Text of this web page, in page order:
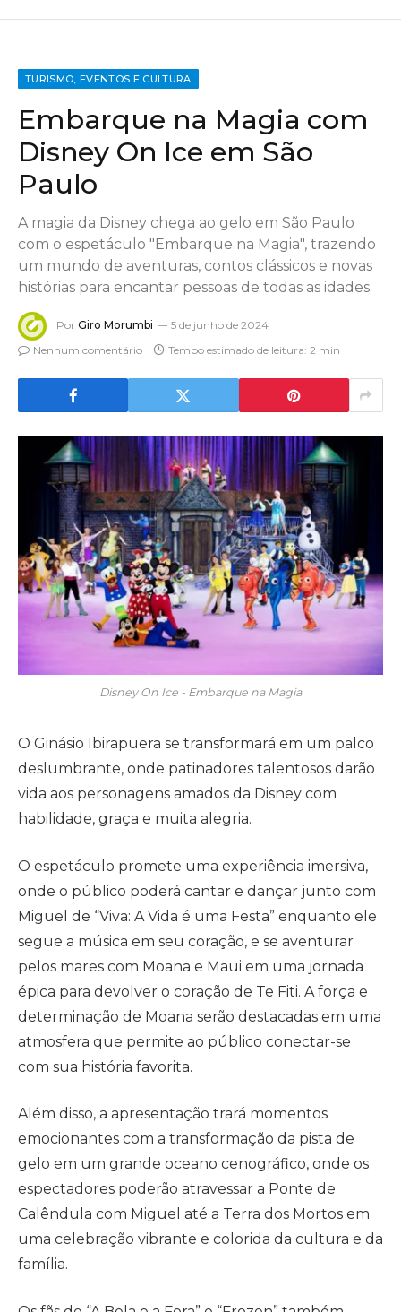
TURISMO, EVENTOS E CULTURA
Embarque na Magia com
Disney On Ice em São
Paulo
A magia da Disney chega ao gelo em São Paulo
com o espetáculo "Embarque na Magia", trazendo
um mundo de aventuras, contos clássicos e novas
histórias para encantar pessoas de todas as idades.
Por Giro Morumbi
5 de junho de 2024
Nenhum comentário
Tempo estimado de leitura: 2 min
Disney On Ice - Embarque na Magia
O Ginásio Ibirapuera se transformará em um palco
deslumbrante, onde patinadores talentosos darão
vida aos personagens amados da Disney com
habilidade, graça e muita alegria.
O espetáculo promete uma experiência imersiva,
onde o público poderá cantar e dançar junto com
Miguel de “Viva: A Vida é uma Festa” enquanto ele
segue a música em seu coração, e se aventurar
pelos mares com Moana e Maui em uma jornada
épica para devolver o coração de Te Fiti. A força e
determinação de Moana serão destacadas em uma
atmosfera que permite ao público conectar-se
com sua história favorita.
Além disso, a apresentação trará momentos
emocionantes com a transformação da pista de
gelo em um grande oceano cenográfico, onde os
espectadores poderão atravessar a Ponte de
Calêndula com Miguel até a Terra dos Mortos em
uma celebração vibrante e colorida da cultura e da
família.